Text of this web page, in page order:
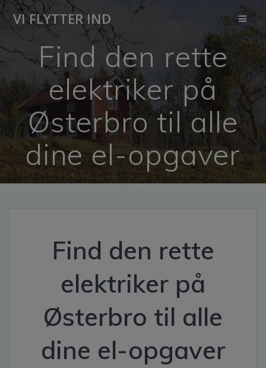
Skip
VI FLYTTER IND
Find den rette
elektriker på
Østerbro til alle
dine el-opgaver
Find den rette
elektriker på
Østerbro til alle
dine el-opgaver